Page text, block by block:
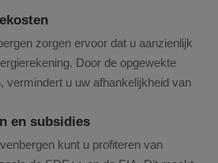
zorgen ervoor dat u aanzienlijk
Door de opgewekte
vermindert u uw afhankelijkheid van
en subsidies
kunt u profiteren van